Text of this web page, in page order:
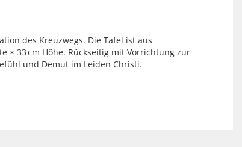
des Kreuzwegs. Die Tafel ist aus
× 33 cm Höhe. Rückseitig mit Vorrichtung zur
und Demut im Leiden Christi.